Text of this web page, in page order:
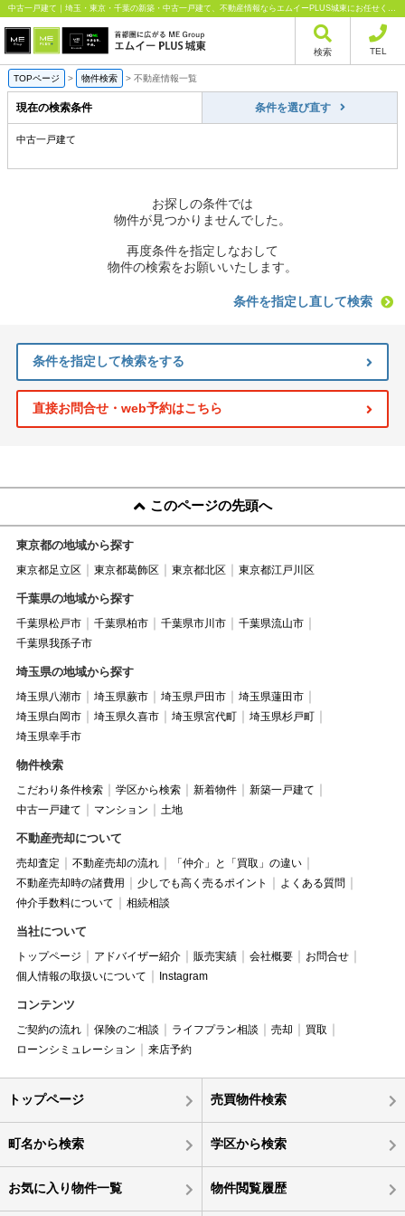
中古一戸建て｜埼玉・東京・千葉の新築・中古一戸建て、不動産情報ならエムイーPLUS城東にお任せください
検索 TEL
TOPページ > 物件検索 > 不動産情報一覧
現在の検索条件 条件を選び直す
中古一戸建て
お探しの条件では
物件が見つかりませんでした。
再度条件を指定しなおして
物件の検索をお願いいたします。
条件を指定し直して検索
条件を指定して検索をする
直接お問合せ・web予約はこちら
このページの先頭へ
東京都の地域から探す
東京都足立区 東京都葛飾区 東京都北区 東京都江戸川区
千葉県の地域から探す
千葉県松戸市 千葉県柏市 千葉県市川市
千葉県流山市
千葉県我孫子市
埼玉県の地域から探す
埼玉県八潮市 埼玉県蕨市 埼玉県戸田市
埼玉県蓮田市
埼玉県白岡市
埼玉県久喜市 埼玉県宮代町
埼玉県杉戸町
埼玉県幸手市
物件検索
こだわり条件検索 学区から検索 新着物件
新築一戸建て
中古一戸建て
マンション 土地
不動産売却について
売却査定 不動産売却の流れ
「仲介」と「買取」の違い
不動産売却時の諸費用
少しでも高く売るポイント
よくある質問
仲介手数料について
相続相談
当社について
トップページ アドバイザー紹介 販売実績 会社概要
お問合せ
個人情報の取扱いについて
Instagram
コンテンツ
ご契約の流れ 保険のご相談 ライフプラン相談 売却
買取
ローンシミュレーション
来店予約
トップページ 売買物件検索
町名から検索 学区から検索
お気に入り物件一覧 物件閲覧履歴